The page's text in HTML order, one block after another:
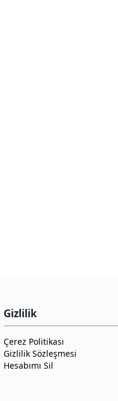
Gizlilik
Çerez Politikası
Gizlilik Sözleşmesi
Hesabımı Sil